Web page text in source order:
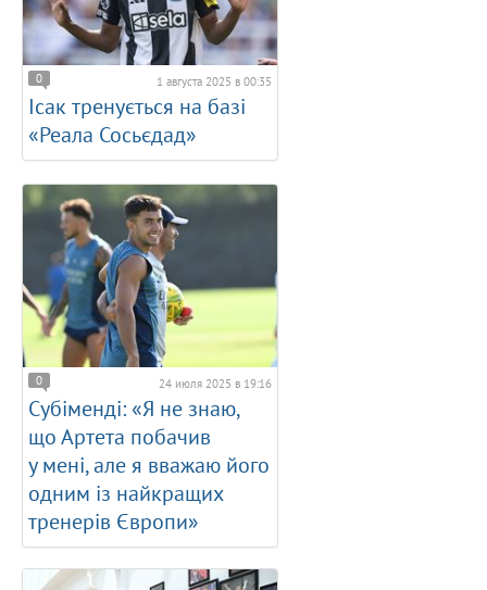
0 1 августа 2025 в 00:35
Ісак тренується на базі
«Реала Сосьєдад»
0 24 июля 2025 в 19:16
Субіменді: «Я не знаю,
що Артета побачив
у мені, але я вважаю його
одним із найкращих
тренерів Європи»